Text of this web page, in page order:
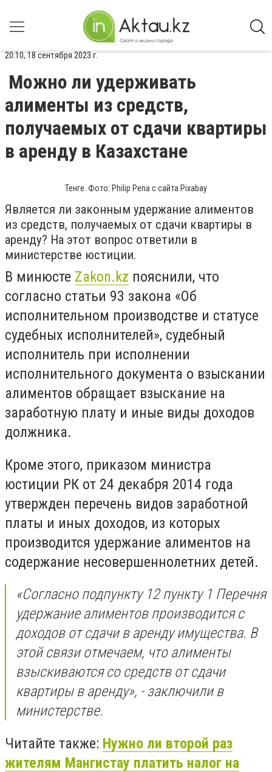
20:10, 18 сентября 2023 г.
Можно ли удерживать
алименты из средств,
получаемых от сдачи квартиры
в аренду в Казахстане
Тенге. Фото: Philip Pena с сайта Pixabay
Является ли законным удержание алиментов
из средств, получаемых от сдачи квартиры в
аренду? На этот вопрос ответили в
министерстве юстиции.
В минюсте Zakon.kz пояснили, что
согласно статьи 93 закона «Об
исполнительном производстве и статусе
судебных исполнителей», судебный
исполнитель при исполнении
исполнительного документа о взыскании
алиментов обращает взыскание на
заработную плату и иные виды доходов
должника.
Кроме этого, приказом министра
юстиции РК от 24 декабря 2014 года
утвержден перечень видов заработной
платы и иных доходов, из которых
производится удержание алиментов на
содержание несовершеннолетних детей.
«Согласно подпункту 12 пункту 1 Перечня
удержание алиментов производится с
доходов от сдачи в аренду имущества. В
этой связи отмечаем, что алименты
взыскиваются со средств от сдачи
квартиры в аренду», - заключили в
министерстве.
Читайте также: Нужно ли второй раз
жителям Мангистау платить налог на